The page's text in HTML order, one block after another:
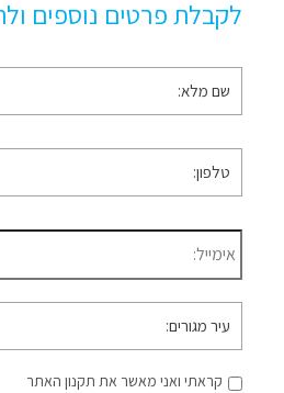
לקבלת פרטים נוספים
שם
מלא *
טלפון *
דוא״ל *
עיר
מגורים
קראתי ואני מאשר את תקנון האתר